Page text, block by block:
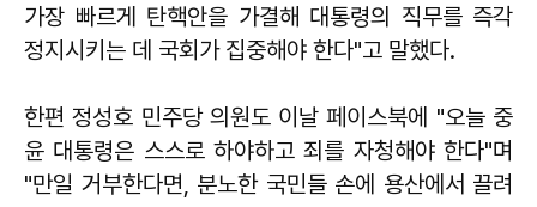
가장 빠르게 탄핵안을 가결해 대통령의 직무를 즉각
정지시키는 데 국회가 집중해야 한다"고 말했다.
한편정성호 민주당 의원도 이날 페이스북에 "오늘 중
윤 대통령은 스스로 하야하고 죄를 자청해야 한다"며
"만일 거부한다면, 분노한 국민들 손에 용산에서 끌려